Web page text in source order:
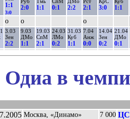
1:1
3:0
Руб
2:0
Тмь
1:1
СпМ
0:1
ДМо
2:2
Рст
2:1
КрС
3:0
Куб
1:1
о о о
3.03
Зен
2:2
9.03
ДМо
1:1
19.03
СпМ
2:1
24.03
ЛМо
0:2
31.03
Куб
1:1
7.04
Анж
0:0
14.04
Зен
0:2
21.04
ДМо
0:1
в
Москва, «Динамо» 7 000